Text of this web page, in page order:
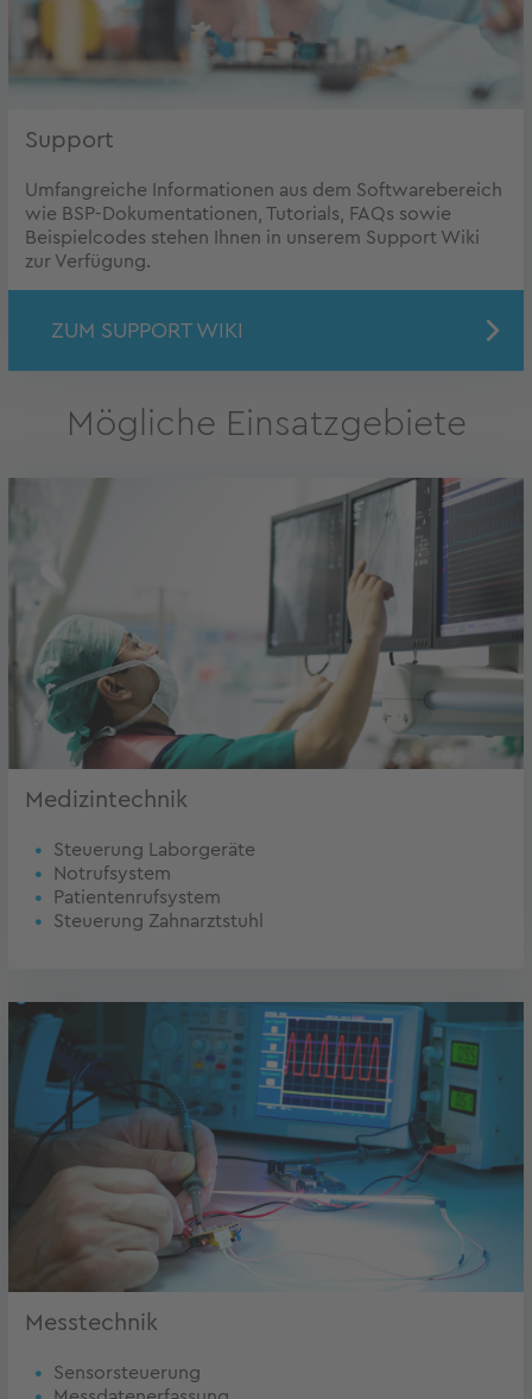
Support
Umfangreiche Informationen aus dem Softwarebereich
wie BSP-Dokumentationen, Tutorials, FAQs sowie
Beispielcodes stehen Ihnen in unserem Support Wiki
zur Verfügung.
ZUM SUPPORT WIKI
Mögliche Einsatzgebiete
Medizintechnik
Steuerung Laborgeräte
Notrufsystem
Patientenrufsystem
Steuerung Zahnarztstuhl
Messtechnik
Sensorsteuerung